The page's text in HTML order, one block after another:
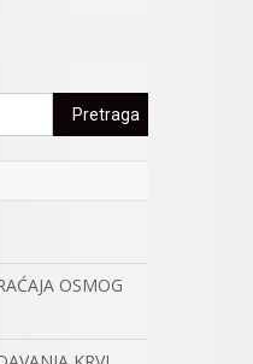
Pretraga:
OSMOG